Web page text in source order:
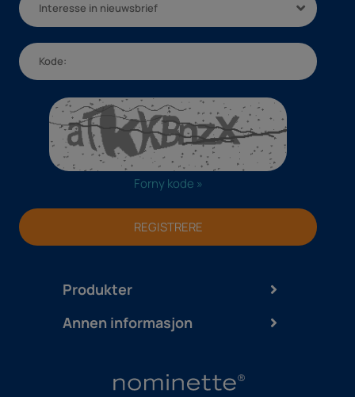
Produkter
Interesse in nieuwsbrief
Forny kode »
REGISTRERE
Annen informasjon